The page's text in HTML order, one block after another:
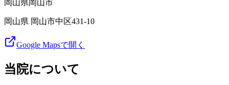
岡山県岡山市
岡山県 岡山市中区431-10
Google Mapsで開く
当院について